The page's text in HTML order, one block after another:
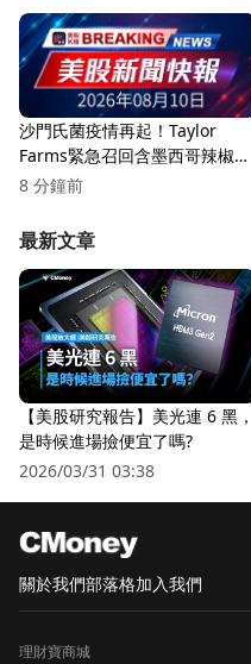
沙門氏菌疫情再起！Taylor
Farms緊急召回含墨西哥辣椒的
產品
8 分鐘前
最新文章
【美股研究報告】美光連 6 黑，
是時候進場撿便宜了嗎?
2026/03/31 03:38
關於我們部落格加入我們
理財寶商城